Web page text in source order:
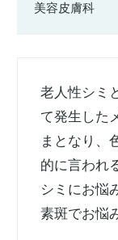
美容皮膚科
老人性シミ
て発生した
まとなり、
的に言われ
シミにお悩
素斑でお悩